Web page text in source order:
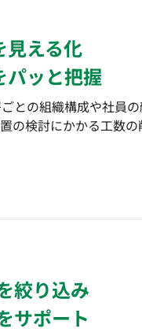
見える化
パッと把握
との組織構成や社員
の検討にかかる工数
絞り込み
サポート